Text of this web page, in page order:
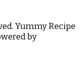
Yummy Recipe
by